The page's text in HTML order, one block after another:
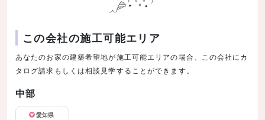
この会社の施工可能エリア
あなたのお家の建築希望地が施工可能エリアの場合、この会社にカ
タログ請求もしくは相談見学することができます。
中部
愛知県